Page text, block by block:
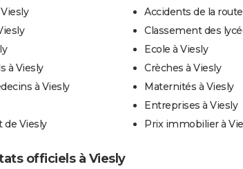
à Viesly
à Viesly
de Viesly
Accidents de la
Classement des
Ecole à Viesly
Crèches à Viesly
Maternités à Viesly
Entreprises à Viesly
Prix immobilier à
officiels à Viesly